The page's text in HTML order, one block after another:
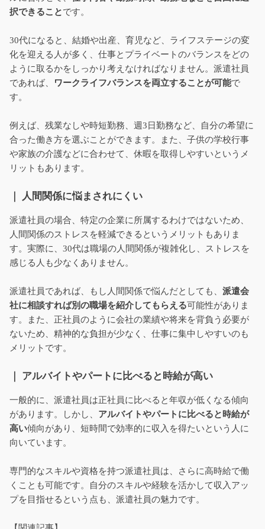
択できることです。
30代になると、結婚や出産、育児など、ライフステージの変
化を迎える人が多く、仕事とプライベートのバランスをどの
ように取るかをしっかり考えなければなりません。派遣社員
であれば、
ワークライフバランスを両立することが可能で
す。
例えば、残業なしや時短勤務、週3日勤務など、自分の希望に
合った働き方を選ぶことができます。また、子供の学校行事
や家族の介護などに合わせて、休暇を取得しやすいというメ
リットもあります。
｜ 人間関係に悩まされにくい
派遣社員の場合、特定の企業に所属するわけではないため、
人間関係のストレスを軽減できるというメリットもありま
す。実際に、30代は職場の人間関係が複雑化し、ストレスを
感じる人も少なくありません。
派遣社員であれば、もし人間関係で悩んだとしても、派遣会
社に相談すれば別の職場を紹介してもらえる可能性がありま
す。また、正社員のように会社の業績や将来を背負う必要が
ないため、精神的な負担が少なく、仕事に集中しやすいのも
メリットです。
｜ アルバイトやパートに比べると時給が高い
一般的に、派遣社員は正社員に比べると年収が低くなる傾向
があります。しかし、 アルバイトやパートに比べると時給が
高い傾向があり、短時間で効率的に収入を得たいという人に
向いています。
専門的なスキルや資格を持つ派遣社員は、さらに高時給で働
くことも可能です。自分のスキルや経験を活かして収入アッ
プを目指せるという点も、派遣社員の魅力です。